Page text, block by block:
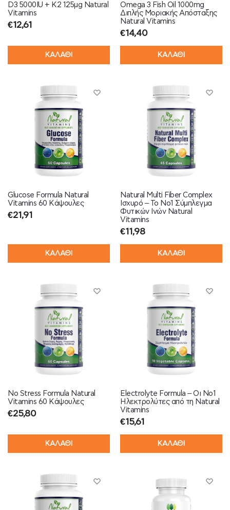
D3 5000IU + K2 125μg Natural
Vitamins
€12,61
ΚΑΛΑΘΙ
Omega 3 Fish Oil 1000mg
Διπλής Μοριακής Απόσταξης
Natural Vitamins
€14,40
ΚΑΛΑΘΙ
Glucose Formula Natural
Vitamins 60 Κάψουλες
€21,91
ΚΑΛΑΘΙ
Natural Multi Fiber Complex
Ισχυρό – Το Νο1 Σύμπλεγμα
Φυτικών Ινών Natural
Vitamins
€11,98
ΚΑΛΑΘΙ
No Stress Formula Natural
Vitamins 60 Κάψουλες
€25,80
ΚΑΛΑΘΙ
Electrolyte Formula – Οι Νο1
Ηλεκτρολύτες από τη Natural
Vitamins
€15,61
ΚΑΛΑΘΙ